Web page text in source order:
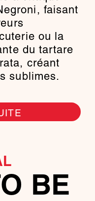
faisant
ou la
du tartare
créant
sublimes.
BE